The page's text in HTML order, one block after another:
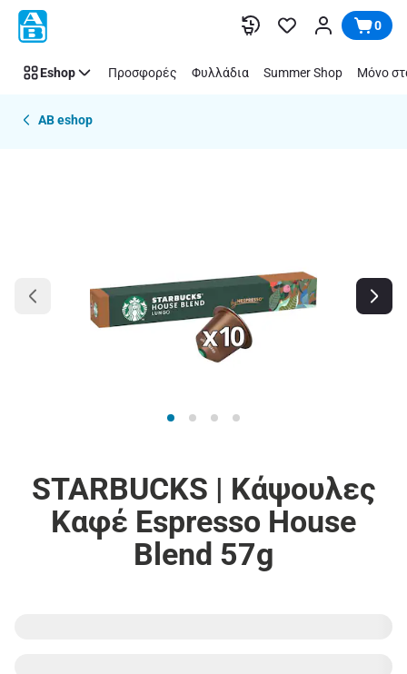
Παράλειψη 0
Eshop Προσφορές Φυλλάδια Summer Shop Μόνο
AB eshop
STARBUCKS | Κάψουλες
Καφέ Espresso House
Blend 57g